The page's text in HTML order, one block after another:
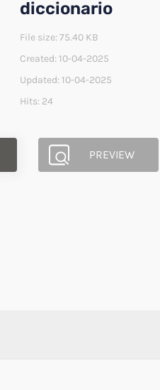
diccionario
File size: 75.40 KB
Created: 10-04-2025
Updated: 10-04-2025
Hits: 24
PREVIEW